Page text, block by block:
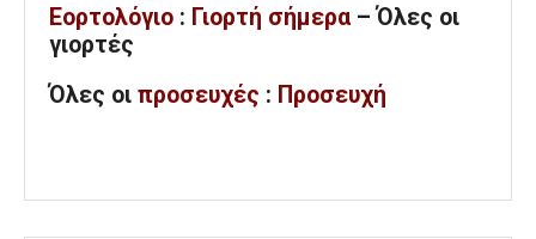
Εορτολόγιο : Γιορτή σήμερα – Όλες οι
γιορτές
Όλες οι προσευχές : Προσευχή